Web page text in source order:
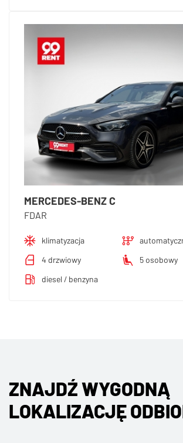
MERCEDES-BENZ C
FDAR
klimatyzacja
4 drzwiowy
5 osobowy
diesel / benzyna
ZNAJDŹ WYGODNĄ
LOKALIZACJĘ